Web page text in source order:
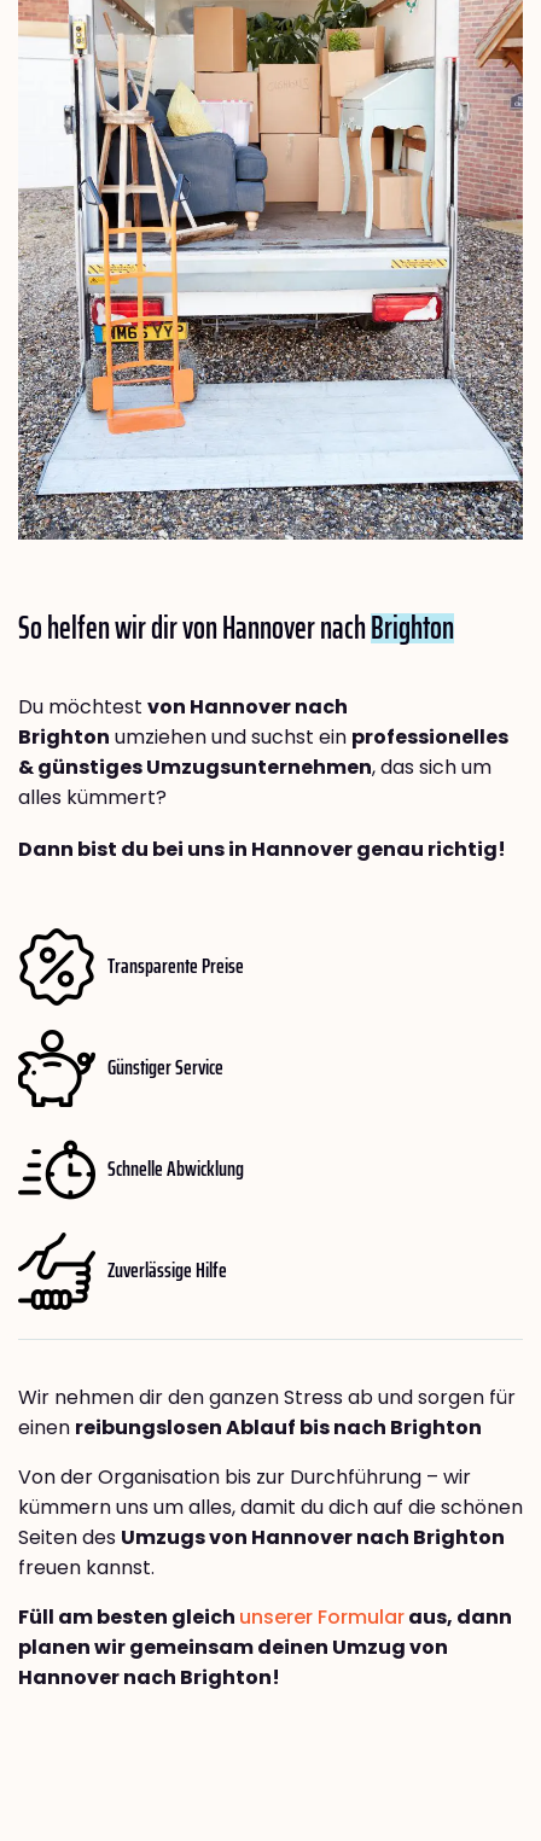
So helfen wir dir von Hannover nachBrighton
Du möchtest von Hannover nach
Brighton umziehen und suchst ein professionelles
& günstiges Umzugsunternehmen, das sich um
alles kümmert?
Dann bist du bei uns in Hannover genau richtig!
Transparente Preise
Günstiger Service
Schnelle Abwicklung
Zuverlässige Hilfe
Wir nehmen dir den ganzen Stress ab und sorgen für
einen reibungslosen Ablauf bis nach Brighton
Von der Organisation bis zur Durchführung – wir
kümmern uns um alles, damit du dich auf die schönen
Seiten des Umzugs von Hannover nach Brighton
freuen kannst.
Füll am besten gleich unserer Formularaus, dann
planen wir gemeinsam deinen Umzug von
Hannover nach Brighton!